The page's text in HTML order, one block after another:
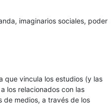
imaginarios sociales, poder
que vincula los estudios (y las
los relacionados con las
de medios, a través de los